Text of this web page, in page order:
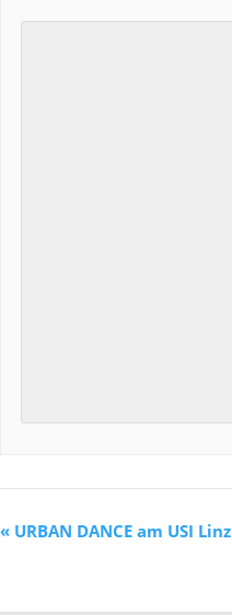
« URBAN DANCE am USI Linz